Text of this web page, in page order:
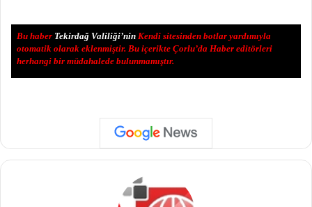
Bu haber Tekirdağ Valiliği’ninKendi sitesinden botlar yardımıyla
otomatik olarak eklenmiştir. Bu içerikte Çorlu’da Haber editörleri
herhangi bir müdahalede bulunmamıştır.